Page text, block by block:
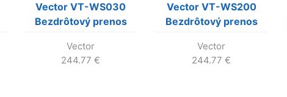
Vector VT-WS030
Bezdrôtový prenos
USB napájaním,
Vector
244.77 €
Vector VT-WS200
Bezdrôtový prenos
v jednej krabici
Vector
244.77 €